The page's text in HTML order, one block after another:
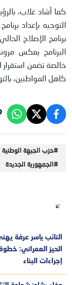
كما أشاد غلاب،
التوجيه بإعداد
برنامج الإصلاح
البرنامج يعكس
خالصة تضمن استقرار
كاهل المواطنين،
#حزب الجبهة الوطنية
# الجمهورية الجديدة
النائب ياسر عرفة
الحيز العمراني:
إجراءات البناء